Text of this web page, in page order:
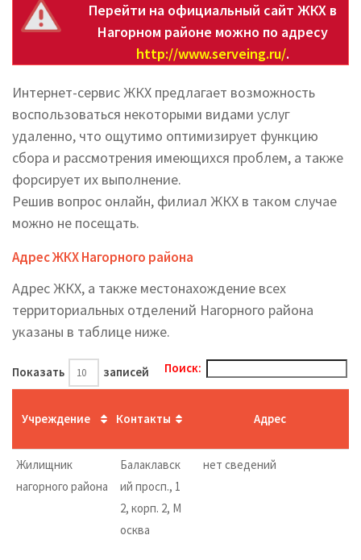
Перейти на официальный сайт ЖКХ в
Нагорном районе можно по адресу
http://www.serveing.ru/.
Интернет-сервис ЖКХ предлагает возможность
воспользоваться некоторыми видами услуг
удаленно, что ощутимо оптимизирует функцию
сбора и рассмотрения имеющихся проблем, а также
форсирует их выполнение.
Решив вопрос онлайн, филиал ЖКХ в таком случае
можно не посещать.
Адрес ЖКХ Нагорного района
Адрес ЖКХ, а также местонахождение всех
территориальных отделений Нагорного района
указаны в таблице ниже.
Показать записей Поиск:
Учреждение Контакты Адрес
Жилищник
нагорного района
Балаклавск
ий просп., 1
2, корп. 2, М
осква
нет сведений